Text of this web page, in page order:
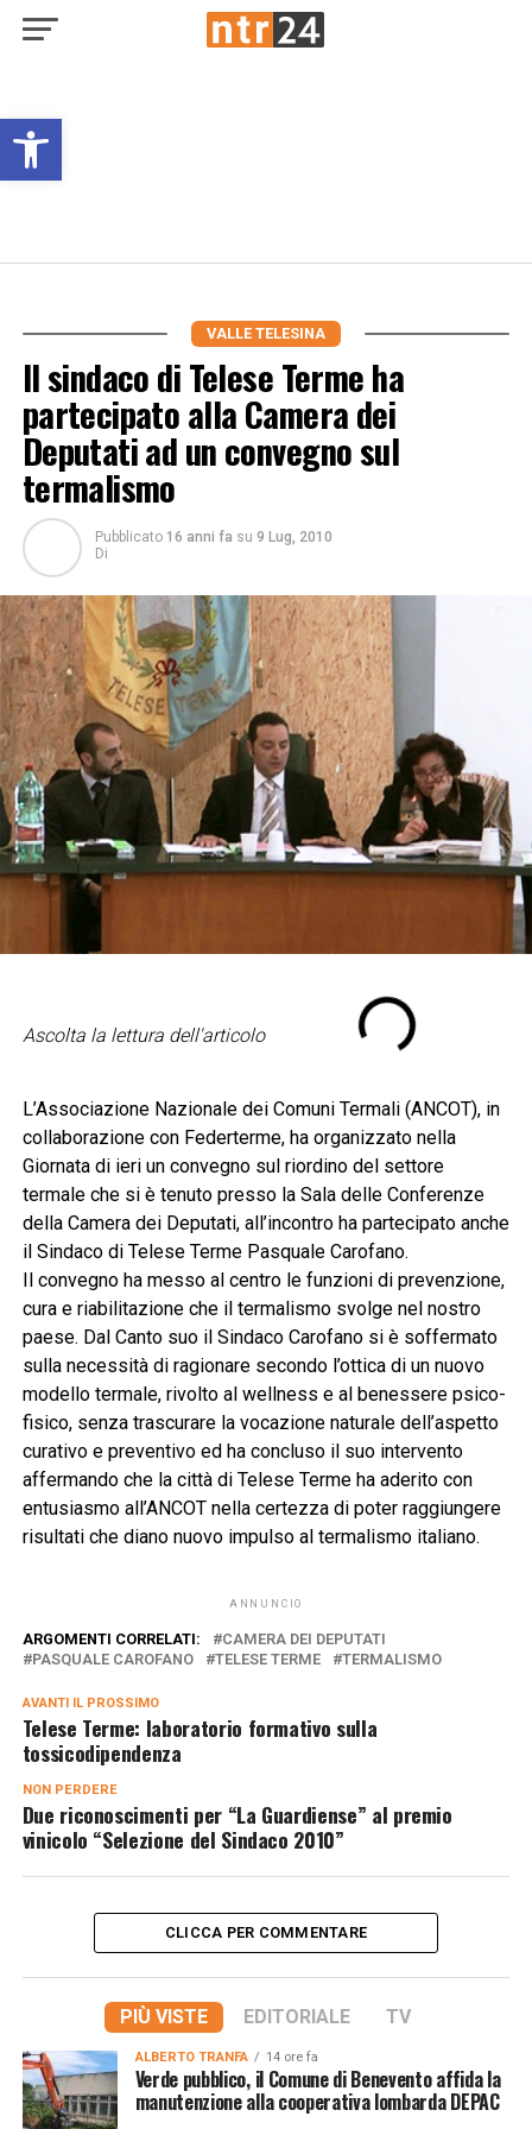
Open toolbar
VALLE TELESINA
Il sindaco di Telese Terme ha
partecipato alla Camera dei
Deputati ad un convegno sul
termalismo
Pubblicato 16 anni fa su 9 Lug, 2010
Di
Ascolta la lettura dell'articolo
L’Associazione Nazionale dei Comuni Termali (ANCOT), in
collaborazione con Federterme, ha organizzato nella
Giornata di ieri un convegno sul riordino del settore
termale che si è tenuto presso la Sala delle Conferenze
della Camera dei Deputati, all’incontro ha partecipato anche
il Sindaco di Telese Terme Pasquale Carofano.
Il convegno ha messo al centro le funzioni di prevenzione,
cura e riabilitazione che il termalismo svolge nel nostro
paese. Dal Canto suo il Sindaco Carofano si è soffermato
sulla necessità di ragionare secondo l’ottica di un nuovo
modello termale, rivolto al wellness e al benessere psico-
fisico, senza trascurare la vocazione naturale dell’aspetto
curativo e preventivo ed ha concluso il suo intervento
affermando che la città di Telese Terme ha aderito con
entusiasmo all’ANCOT nella certezza di poter raggiungere
risultati che diano nuovo impulso al termalismo italiano.
ANNUNCIO
ARGOMENTI CORRELATI:
CAMERA DEI DEPUTATI
PASQUALE CAROFANO
TELESE TERME TERMALISMO
AVANTI IL ​​PROSSIMO
Telese Terme: laboratorio formativo sulla
tossicodipendenza
NON PERDERE
Due riconoscimenti per “La Guardiense” al premio
vinicolo “Selezione del Sindaco 2010”
CLICCA PER COMMENTARE
PIÙ VISTE EDITORIALE TV
ALBERTO TRANFA 14 ore fa
Verde pubblico, il Comune di Benevento affida la
manutenzione alla cooperativa lombarda DEPAC